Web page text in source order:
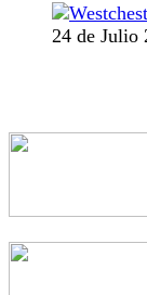
24 de Julio